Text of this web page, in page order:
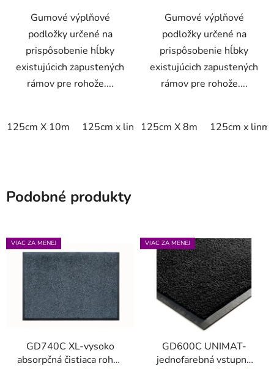
Gumové výplňové
podložky určené na
prispôsobenie hĺbky
existujúcich zapustených
rámov pre rohože....
125cm X 10m 125cm x linm
Gumové výplňové
podložky určené na
prispôsobenie hĺbky
existujúcich zapustených
rámov pre rohože....
125cm X 8m 125cm x linm
Podobné produkty
VIAC ZA MENEJ
GD740C XL-vysoko
absorpčná čistiaca rohož
VIAC ZA MENEJ
GD600C UNIMAT-
jednofarebná vstupná